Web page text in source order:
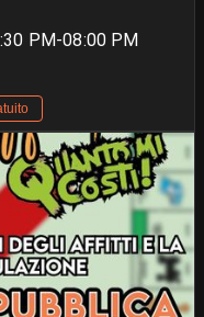
PM-08:00 PM